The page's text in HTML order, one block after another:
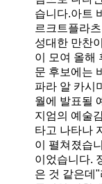
습니다.아트
르크트플라
성대한 만찬
이 모여 올해
문 후보에는
파라 알 카시
월에 발표될
지엄의 예술
타고 나타나
이 펼쳐졌습
이었습니다.
은 것 같은데